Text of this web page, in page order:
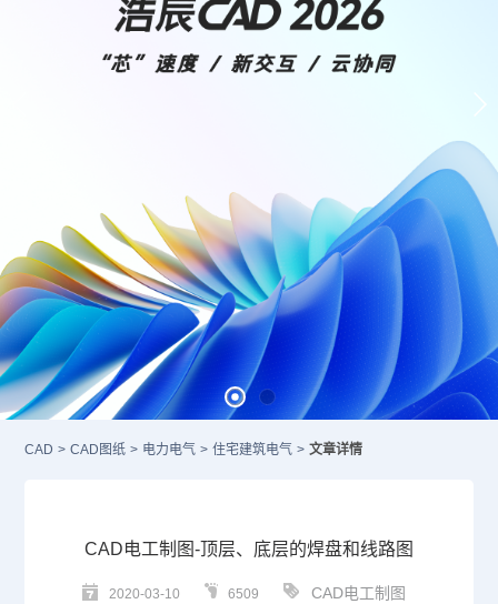
CAD > CAD图纸 > 电力电气 > 住宅建筑电气 > 文章详情
CAD电工制图-顶层、底层的焊盘和线路图
2020-03-10 6509 CAD电工制图